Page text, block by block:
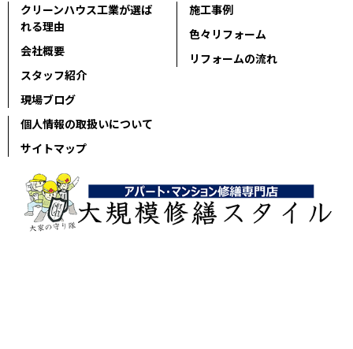
クリーンハウス工業が選ば
れる理由
会社概要
スタッフ紹介
現場ブログ
施工事例
色々リフォーム
リフォームの流れ
個人情報の取扱いについて
サイトマップ